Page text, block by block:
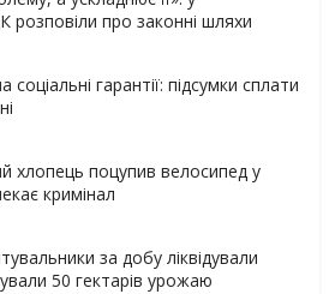
розповіли про законні шляхи
гарантії: підсумки сплати
хлопець поцупив велосипед у
кримінал
за добу ліквідували
50 гектарів урожаю